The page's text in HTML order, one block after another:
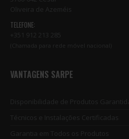
Oliveira de Azeméis
TELEFONE:
+351 912 213 285
(Chamada para rede móvel nacional)
VANTAGENS SARPE
Disponibilidade de Produtos Garantida
Técnicos e Instalações Certificadas
Garantia em Todos os Produtos